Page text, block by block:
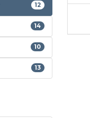
12
14
10
13